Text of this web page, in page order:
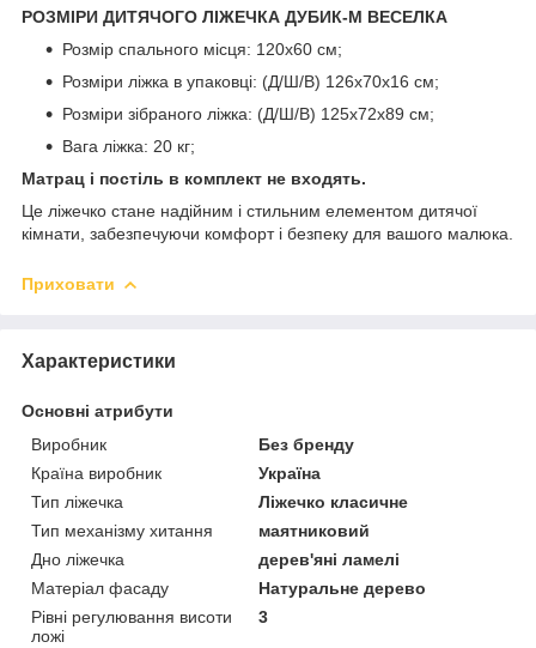
РОЗМІРИ ДИТЯЧОГО ЛІЖЕЧКА ДУБИК-М ВЕСЕЛКА
Розмір спального місця: 120х60 см;
Розміри ліжка в упаковці: (Д/Ш/В) 126х70х16 см;
Розміри зібраного ліжка: (Д/Ш/В) 125х72х89 см;
Вага ліжка: 20 кг;
Матрац і постіль в комплект не входять.
Це ліжечко стане надійним і стильним елементом дитячої
кімнати, забезпечуючи комфорт і безпеку для вашого малюка.
Приховати
Характеристики
Основні атрибути
Виробник
Без бренду
Країна виробник
Україна
Тип ліжечка
Ліжечко класичне
Тип механізму хитання
маятниковий
Дно ліжечка
дерев'яні ламелі
Матеріал фасаду
Натуральне дерево
Рівні регулювання висоти
ложі
3